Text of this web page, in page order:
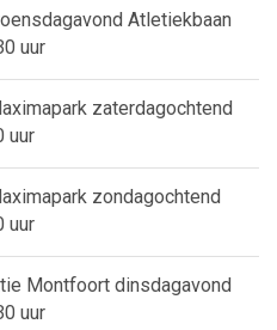
Atletiekbaan
uur
zaterdagochtend
uur
zondagochtend
uur
Montfoort dinsdagavond
uur